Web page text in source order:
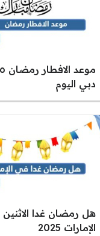
دبي اليوم
هل رمضان غدا
الإمارات 2025